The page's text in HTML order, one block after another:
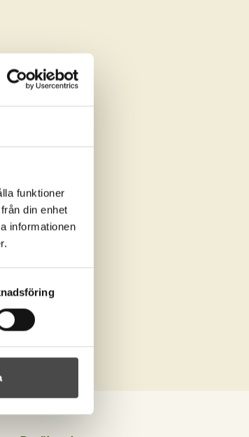
funktioner
din enhet
informationen